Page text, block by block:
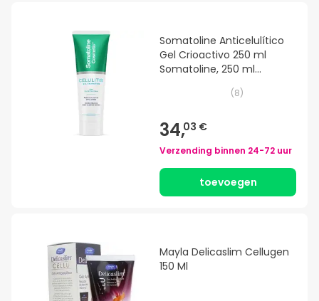
Somatoline Anticelulítico
Gel Crioactivo 250 ml
Somatoline, 250 ml
(8)
34,03 €
Verzending binnen 24-72 uur
toevoegen
Mayla Delicaslim Cellugen
150 Ml